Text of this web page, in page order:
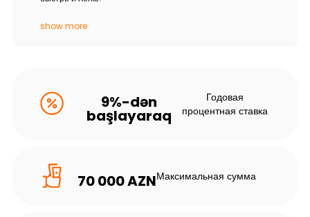
show more
9%-dən
başlayaraq
Годовая
процентная ставка
70 000 AZNМаксимальная сумма